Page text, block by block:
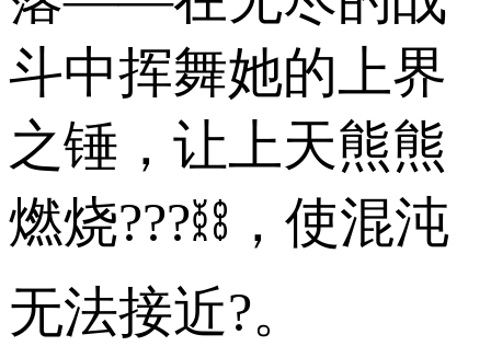
斗中挥舞她的上界
之锤，让上天熊熊
燃烧???⛓，使混沌
无法接近?。